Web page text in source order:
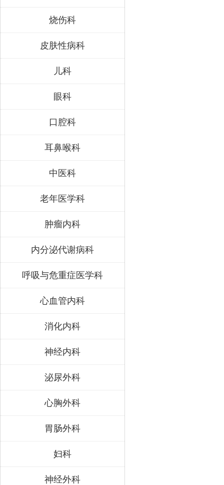
烧伤科
皮肤性病科
儿科
眼科
口腔科
耳鼻喉科
中医科
老年医学科
肿瘤内科
内分泌代谢病科
呼吸与危重症医学科
心血管内科
消化内科
神经内科
泌尿外科
心胸外科
胃肠外科
妇科
神经外科